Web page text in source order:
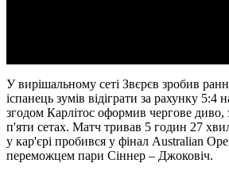
У вирішальному сеті Звєрєв зробив
іспанець зумів відіграти за рахунку 5:4
згодом Карлітос оформив чергове
п'яти сетах. Матч тривав 5 годин 27
у кар'єрі пробився у фінал Australian
переможцем пари Сіннер – Джоковіч.